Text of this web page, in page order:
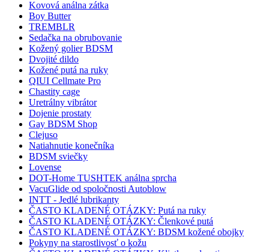
Kovová análna zátka
Boy Butter
TREMBLR
Sedačka na obrubovanie
Kožený golier BDSM
Dvojité dildo
Kožené putá na ruky
QIUI Cellmate Pro
Chastity cage
Uretrálny vibrátor
Dojenie prostaty
Gay BDSM Shop
Clejuso
Natiahnutie konečníka
BDSM sviečky
Lovense
DOT-Home TUSHTEK análna sprcha
VacuGlide od spoločnosti Autoblow
INTT - Jedlé lubrikanty
ČASTO KLADENÉ OTÁZKY: Putá na ruky
ČASTO KLADENÉ OTÁZKY: Členkové putá
ČASTO KLADENÉ OTÁZKY: BDSM kožené obojky
Pokyny na starostlivosť o kožu